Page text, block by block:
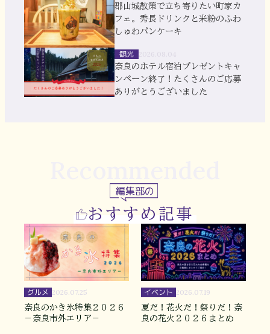
郡山城散策で立ち寄りたい町家カ
フェ。秀長ドリンクと米粉のふわ
しゅわパンケーキ
観光
奈良のホテル宿泊プレゼントキャ
ンペーン終了！たくさんのご応募
ありがとうございました
編集部の
おすすめ記事
グルメ 2026.07.25
奈良のかき氷特集２０２６
－奈良市外エリア－
イベント 2026.07.19
夏だ！花火だ！祭りだ！奈
良の花火２０２６まとめ